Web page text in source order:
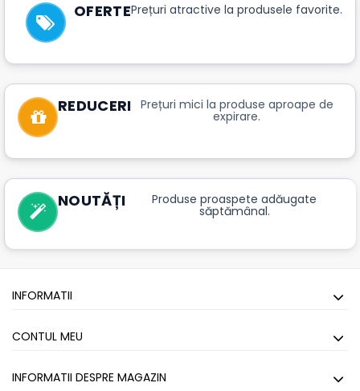
OFERTEPrețuri atractive la produsele favorite.
REDUCERI Prețuri mici la produse aproape de
expirare.
NOUTĂȚI Produse proaspete adăugate
săptămânal.
INFORMATII
CONTUL MEU
INFORMATII DESPRE MAGAZIN